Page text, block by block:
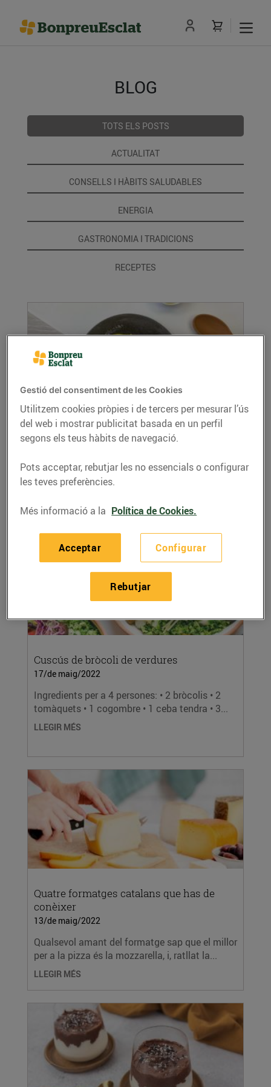
BLOG
TOTS ELS POSTS
ACTUALITAT
CONSELLS I HÀBITS SALUDABLES
ENERGIA
GASTRONOMIA I TRADICIONS
RECEPTES
Cuscús de coliflor
18/de maig/2022
Ingredients per a 4 persones: 1 coliflor 2 cuixes
de pollastre desossades 2 grans d’all 1...
Cuscús de bròcoli de verdures
17/de maig/2022
Ingredients per a 4 persones: • 2 bròcolis • 2
tomàquets • 1 cogombre • 1 ceba tendra • 3...
LLEGIR MÉS
Quatre formatges catalans que has de
conèixer
13/de maig/2022
Qualsevol amant del formatge sap que el millor
per a la pizza és la mozzarella, i, ratllat la...
LLEGIR MÉS
Gestió del consentiment de les Cookies
Utilitzem cookies pròpies i de tercers per mesurar l’ús
del web i mostrar publicitat basada en un perfil
segons els teus hàbits de navegació.
Pots acceptar, rebutjar les no essencials o configurar
les teves preferències.
Més informació a la Política de Cookies.
Configurar
Rebutjar
Acceptar